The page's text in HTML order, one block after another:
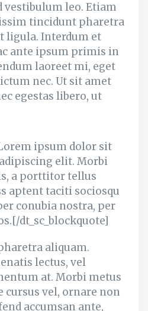
vestibulum leo. Etiam
tincidunt pharetra
ligula. Interdum et
ante ipsum primis in
laoreet mi, eget
nec. Ut sit amet
egestas libero, ut
ipsum dolor sit
elit. Morbi
a porttitor tellus
aptent taciti sociosqu
conubia nostra, per
dt_sc_blockquote]
aliquam.
lectus, vel
at. Morbi metus
cursus vel, ornare non
accumsan ante,